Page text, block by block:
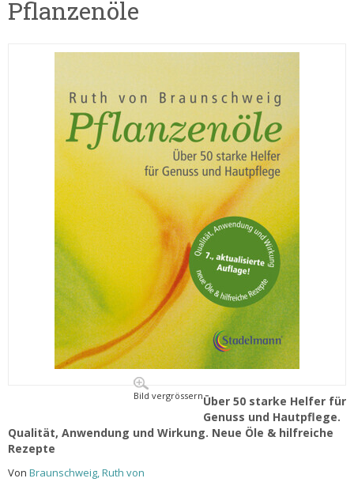
Pflanzenöle
Bild vergrössernÜber 50 starke Helfer für
Genuss und Hautpflege.
Qualität, Anwendung und Wirkung. Neue Öle & hilfreiche
Rezepte
Von Braunschweig, Ruth von